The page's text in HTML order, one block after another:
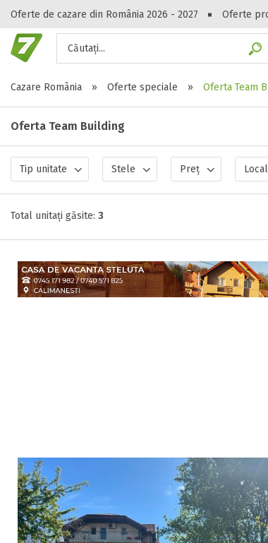
Oferte de cazare din România 2026 - 2027 Oferte
Căutați...
Cazare România
» Oferte speciale » Oferta Team
Oferta Team Building
Tip unitate Stele Preț
Total unitați găsite: 3